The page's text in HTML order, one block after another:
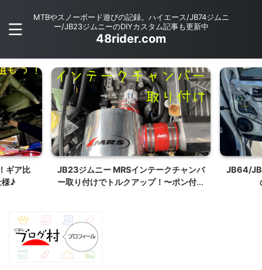
MTBやスノーボード遊びの記録。ハイエース/JB74ジムニ
ー/JB23ジムニーのDIYカスタム記事も更新中
48rider.com
ギア比
様♪
JB23ジムニー MRSインテークチャンバ
ー取り付けでトルクアップ！〜ポン付け
JB64/